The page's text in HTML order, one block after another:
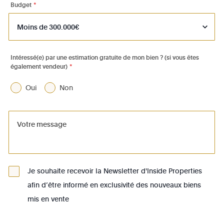
1040 - Etterbeek
1050 - Ixelles
1070 - Anderlecht
1080 - Molenbeek-St-Jean
1082 - Berchem-Ste-Agathe
1140 - Evere
1150 - Woluwé-St-Pierre
Budget *
Intéressé(e) par une estimation gratuite de mon bien ? (si vous êtes
également vendeur) *
Oui Non
Je souhaite recevoir la Newsletter d'Inside Properties
afin d’être informé en exclusivité des nouveaux biens
mis en vente